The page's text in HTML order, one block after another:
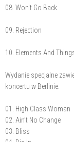
08. Won't Go Back
09. Rejection
10. Elements And
Wydanie specjalne
koncertu w Berlinie:
01. High Class Woman
02. Ain’t No Change
03. Bliss